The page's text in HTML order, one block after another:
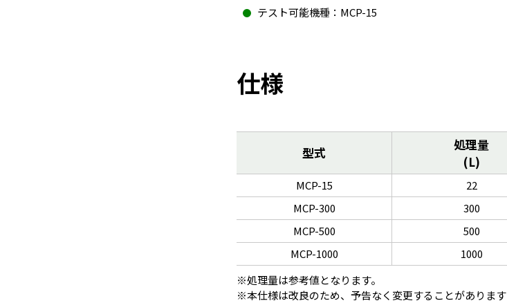
テスト可能機種：MCP-15
仕様
型式
処理量
(L)
MCP-15 22
MCP-300
300
MCP-500
500
MCP-1000
1000
※処理量は参考値となります。
※本仕様は改良のため、予告なく変更することがあります